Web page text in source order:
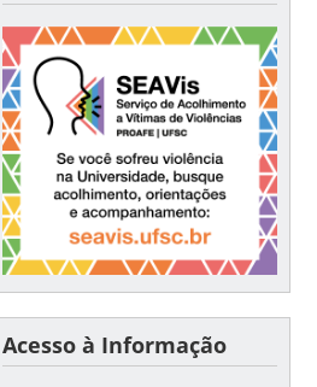
Acesso à Informação